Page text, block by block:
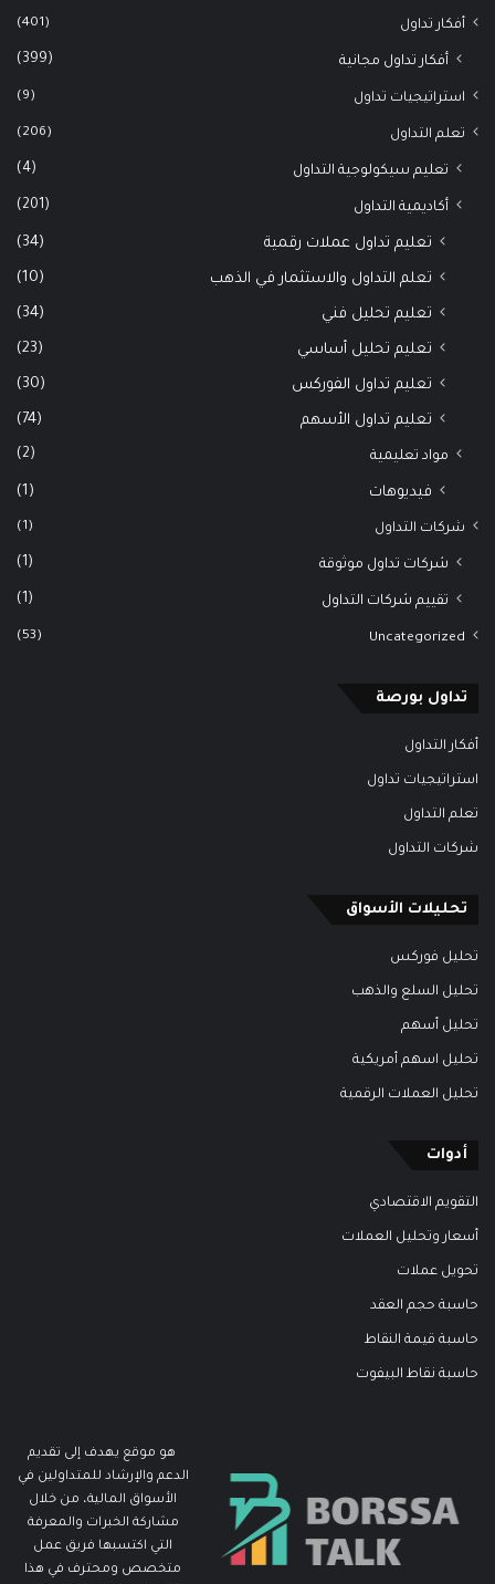
أفكار تداول (401)
أفكار تداول مجانية (399)
استراتيجيات تداول (9)
تعلم التداول (206)
تعليم سيكولوجية التداول (4)
أكاديمية التداول (201)
تعليم تداول عملات رقمية (34)
تعلم التداول والاستثمار في الذهب (10)
تعليم تحليل فني (34)
تعليم تحليل أساسي (23)
تعليم تداول الفوركس (30)
تعليم تداول الأسهم (74)
مواد تعليمية (2)
فيديوهات (1)
شركات التداول (1)
شركات تداول موثوقة (1)
تقييم شركات التداول (1)
Uncategorized
(53)
تداول بورصة
أفكار التداول
استراتيجيات تداول
تعلم التداول
شركات التداول
تحليلات الأسواق
تحليل فوركس
تحليل السلع والذهب
تحليل أسهم
تحليل اسهم أمريكية
تحليل العملات الرقمية
أدوات
التقويم الاقتصادي
أسعار وتحليل العملات
تحويل عملات
حاسبة حجم العقد
حاسبة قيمة النقاط
حاسبة نقاط البيفوت
هو موقع يهدف إلى تقديم
الدعم والإرشاد للمتداولين في
الأسواق المالية، من خلال
مشاركة الخبرات والمعرفة
التي اكتسبها فريق عمل
متخصص ومحترف في هذا